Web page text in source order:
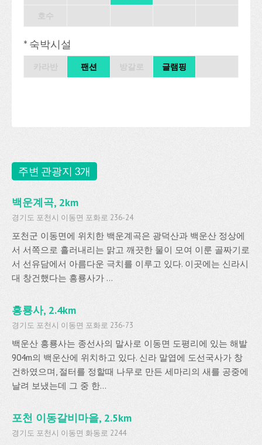
* 숙박시설
팬션 글램핑
주변 관광지 3개
백운계곡, 2km
경기도 포천시 이동면 포화로 236-24
포천군 이동면에 위치한 백운계곡은 광덕산과 백운산 정상에
서 서쪽으로 흘러내리는 맑고 깨끗한 물이 모여 이룬 골짜기로
서 선유담에서 아름다운 극치를 이루고 있다. 이곳에는 신라시
대 창건했다는 흥룡사가 ...
흥룡사, 2.4km
경기도 포천시 이동면 포화로 236-73
백운산 흥룡사는 종선사의 말사로 이동면 도평리에 있는 해발
904m의 백운산에 위치하고 있다. 신라 말엽에 도선국사가 창
건하였으며, 절터를 정할때 나무로 만든 세마리의 새를 공중에
날려 보냈는데 그 중 한...
포천 이동갈비마을, 2.5km
경기도 포천시 이동면 화동로 2244